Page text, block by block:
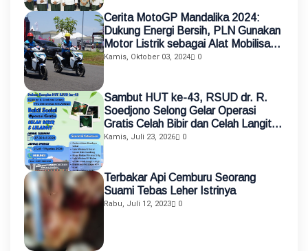
Cerita MotoGP Mandalika 2024:
Dukung Energi Bersih, PLN Gunakan
Motor Listrik sebagai Alat Mobilisasi
Petugas
Kamis, Oktober 03, 2024 0
Sambut HUT ke-43, RSUD dr. R.
Soedjono Selong Gelar Operasi
Gratis Celah Bibir dan Celah Langit-
Langit
Kamis, Juli 23, 2026 0
Terbakar Api Cemburu Seorang
Suami Tebas Leher Istrinya
Rabu, Juli 12, 2023 0